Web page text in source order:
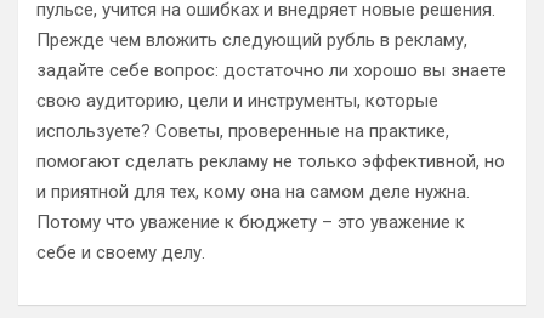
пульсе, учится на ошибках и внедряет новые решения.
Прежде чем вложить следующий рубль в рекламу,
задайте себе вопрос: достаточно ли хорошо вы знаете
свою аудиторию, цели и инструменты, которые
используете? Советы, проверенные на практике,
помогают сделать рекламу не только эффективной, но
и приятной для тех, кому она на самом деле нужна.
Потому что уважение к бюджету – это уважение к
себе и своему делу.